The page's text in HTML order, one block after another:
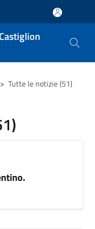
> Tutte le notizie (51)